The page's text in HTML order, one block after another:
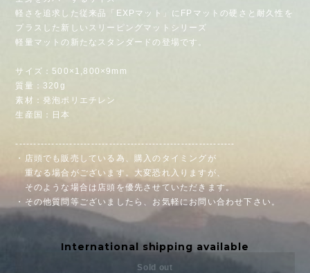
軽さを追求した従来品「EXPマット」にFPマットの硬さと耐久性を
プラスした新しいスリーピングマットシリーズ
軽量マットの新たなスタンダードの登場です。
サイズ：500×1,800×9mm
質量：320g
素材：発泡ポリエチレン
生産国：日本
-------------------------------------------------------------
・店頭でも販売している為、購入のタイミングが
重なる場合がございます。大変恐れ入りますが、
そのような場合は店頭を優先させていただきます。
・その他質問等ございましたら、お気軽にお問い合わせ下さい。
International shipping available
Sold out